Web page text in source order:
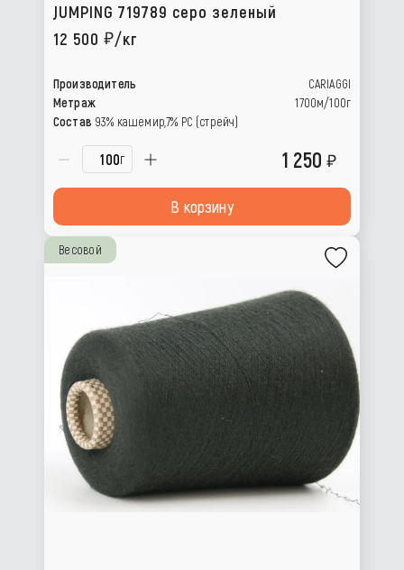
JUMPING 719789 серо зеленый
12 500
/кг
Производитель
CARIAGGI
Метраж
1700м/100г
Состав 93% кашемир,7% PC (стрейч)
г 1 250
В корзину
Весовой